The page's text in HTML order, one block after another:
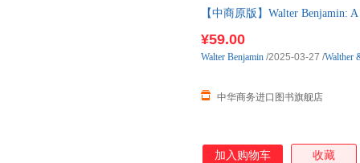
【中商原版】Walter Benjamin:
¥59.00
中华商务进口图书旗舰店
Walter Benjamin /2025-03-27 /Walther
加入购物车 收藏